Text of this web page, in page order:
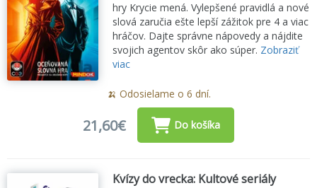
hry Krycie mená. Vylepšené pravidlá a nové
slová zaručia ešte lepší zážitok pre 4 a viac
hráčov. Dajte správne nápovedy a nájdite
svojich agentov skôr ako súper. Zobraziť
viac
🍌 Odosielame o 6 dní.
21,60€ Do košíka
Kvízy do vrecka: Kultové seriály